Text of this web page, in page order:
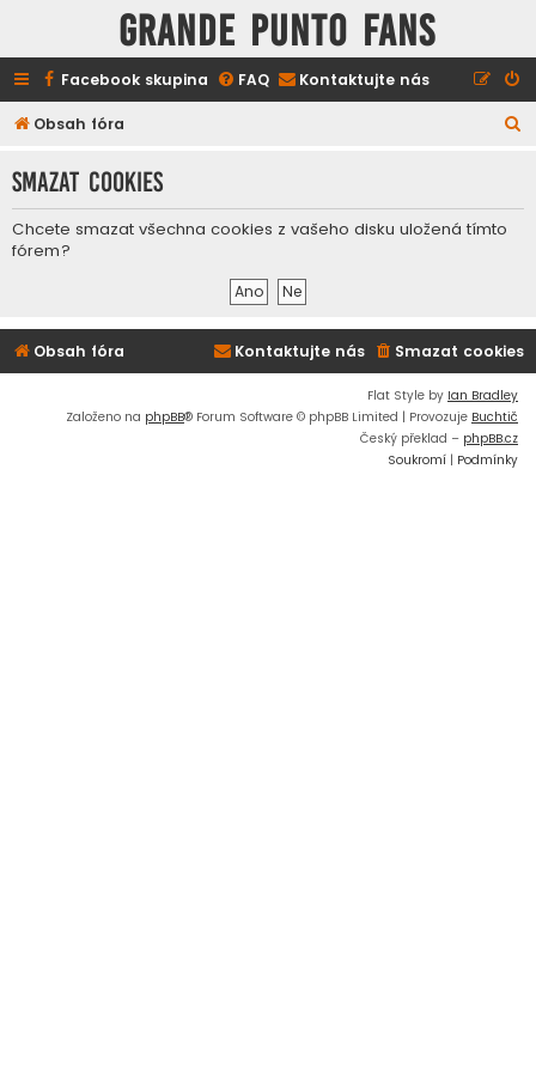
GRANDE PUNTO FANS
Facebook skupina FAQ Kontaktujte nás
Obsah fóra
d
Smazat cookies
Chcete smazat všechna cookies z vašeho disku uložená tímto
fórem?
Obsah fóra Smazat cookies
Kontaktujte nás
Flat Style by Ian Bradley
Založeno na phpBB® Forum Software © phpBB Limited | Provozuje Buchtič
Český překlad – phpBB.cz
Soukromí | Podmínky